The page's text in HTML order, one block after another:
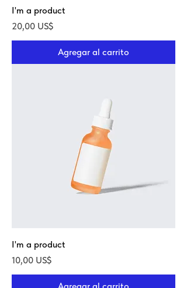
I'm a product
Precio
20,00 US$
Agregar al carrito
I'm a product
Precio
10,00 US$